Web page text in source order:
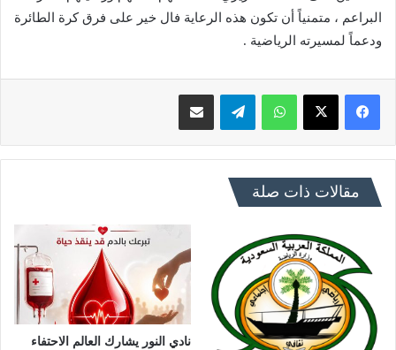
البراعم ، متمنياً أن تكون هذه الرعاية فال خير على فرق كرة الطائرة
ودعماً لمسيرته الرياضية .
فيسبوك X واتساب تيلقرام
مقالات ذات صلة
نادي النور يشارك العالم الاحتفاء